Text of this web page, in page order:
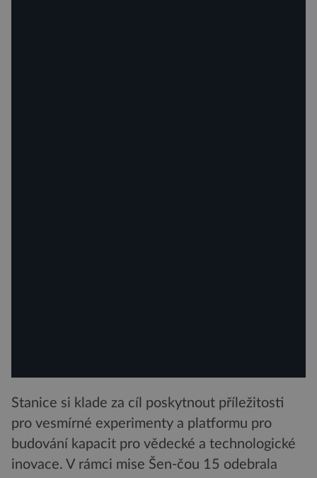
Stanice si klade za cíl poskytnout příležitosti
pro vesmírné experimenty a platformu pro
budování kapacit pro vědecké a technologické
inovace. V rámci mise Šen-čou 15 odebrala